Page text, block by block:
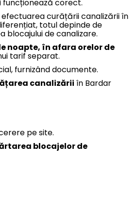
corect.
curățării canalizării în
totul depinde de
blocajului de canalizare.
noapte, în afara orelor de
tarif separat.
furnizând documente.
canalizării în Bardar
pe site.
blocajelor de